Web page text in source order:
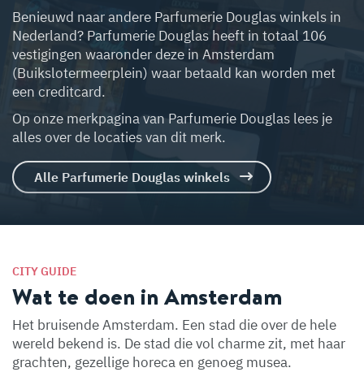
Benieuwd naar andere Parfumerie Douglas winkels in
Nederland? Parfumerie Douglas heeft in totaal 106
vestigingen waaronder deze in Amsterdam
(Buikslotermeerplein) waar betaald kan worden met
een creditcard.
Op onze merkpagina van Parfumerie Douglas lees je
alles over de locaties van dit merk.
Alle Parfumerie Douglas winkels
CITY GUIDE
Wat te doen in Amsterdam
Het bruisende Amsterdam. Een stad die over de hele
wereld bekend is. De stad die vol charme zit, met haar
grachten, gezellige horeca en genoeg musea.